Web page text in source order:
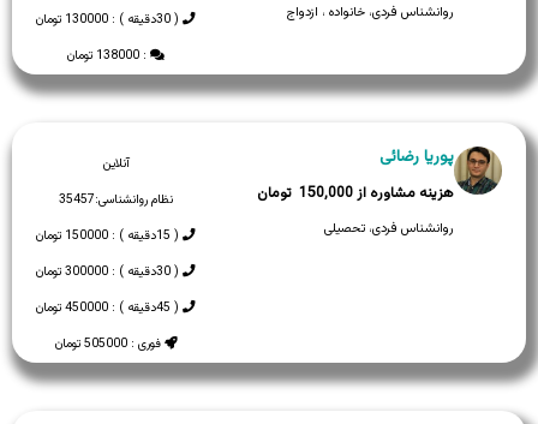
( 30دقیقه ) : 130000 تومان
: 138000 تومان
روانشناس فردی، خانواده ، ازدواج
آنلاین
نظام روانشناسی:35457
( 15دقیقه ) : 150000 تومان
( 30دقیقه ) : 300000 تومان
( 45دقیقه ) : 450000 تومان
فوری : 505000 تومان
پوریا رضائی
150,000
روانشناس فردی، تحصیلی